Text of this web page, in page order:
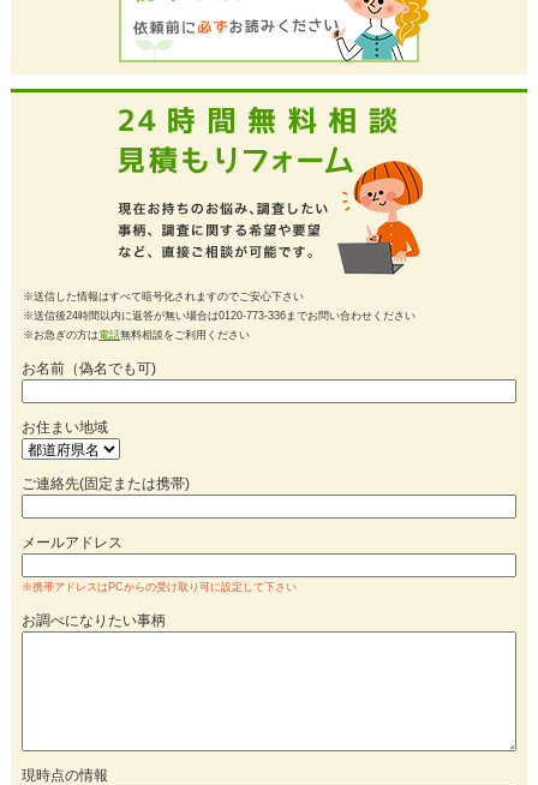
※送信した情報はすべて暗号化されますのでご安心下さい
※送信後24時間以内に返答が無い場合は0120-773-336までお問い合わせください
※お急ぎの方は 電話無料相談をご利用ください
お名前（偽名でも可)
お住まい地域
ご連絡先(固定または携帯)
メールアドレス
※携帯アドレスはPCからの受け取り可に設定して下さい
お調べになりたい事柄
現時点の情報